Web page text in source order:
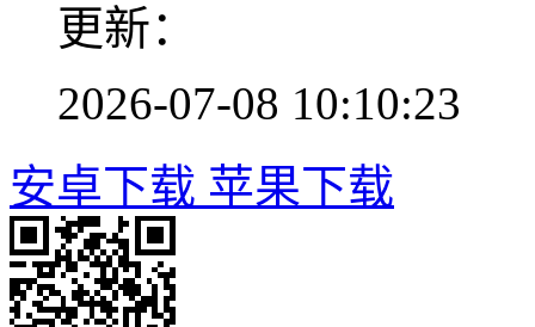
更新：
2026-07-08 10:10:23
安卓下载 苹果下载